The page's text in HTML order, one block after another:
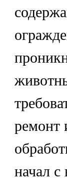
ремонт
начал